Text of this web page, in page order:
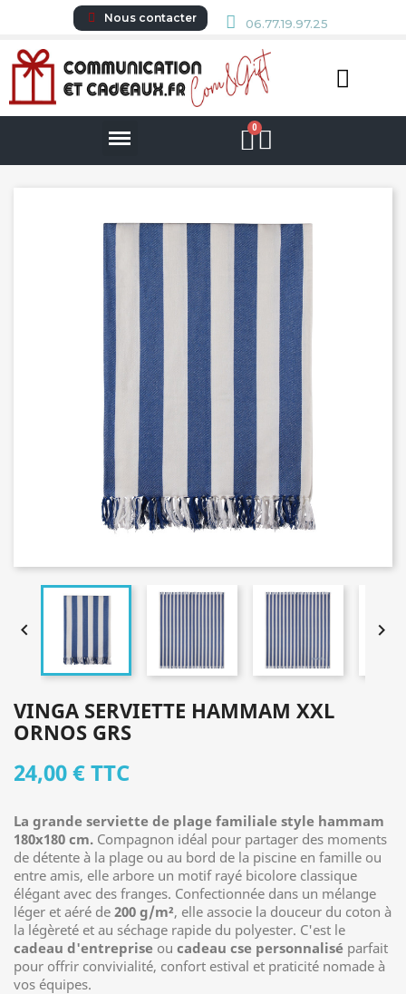
Nous contacter 06.77.19.97.25
 
VINGA SERVIETTE HAMMAM XXL
ORNOS GRS
24,00 €TTC
La grande serviette de plage familiale style hammam
180x180 cm. Compagnon idéal pour partager des moments
de détente à la plage ou au bord de la piscine en famille ou
entre amis, elle arbore un motif rayé bicolore classique
élégant avec des franges. Confectionnée dans un mélange
léger et aéré de 200 g/m², elle associe la douceur du coton à
la légèreté et au séchage rapide du polyester. C'est le
cadeau d'entreprise ou cadeau cse personnalisé parfait
pour offrir convivialité, confort estival et praticité nomade à
vos équipes.